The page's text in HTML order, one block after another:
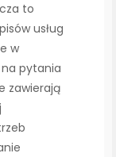
to
usług
w
pytania
zawierają